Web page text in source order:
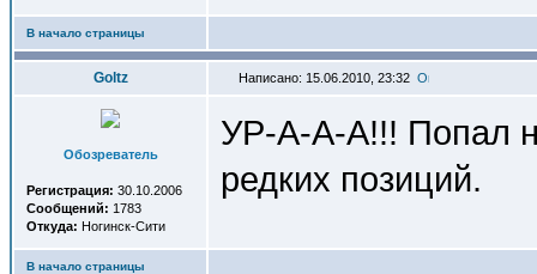
В начало страницы
Goltz Написано: 15.06.2010, 23:32
Обозреватель
Регистрация: 30.10.2006
Сообщений: 1783
Откуда: Ногинск-Сити
УР-А-А-А!!! Попал
редких позиций.
В начало страницы